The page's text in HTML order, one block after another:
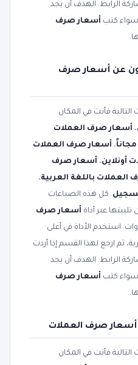
الرابط. الهدف أن يجد
سواء كتب أسعار صرف
عن أسعار صرف
فأنت في المكان
، أسعار صرف العملات
، أسعار صرف العملات
أونلاين، أسعار صرف
العملات باللغة العربية،
. كل هذه الصياغات
عبر أداة أسعار صرف
استخدم الأداة في أعلى
ثم ارجع لهذا القسم إذا أردت
الرابط. الهدف أن يجد
سواء كتب أسعار صرف
أسعار صرف العملات
فأنت في المكان